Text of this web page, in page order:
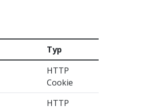
Typ
HTTP
Cookie
HTTP